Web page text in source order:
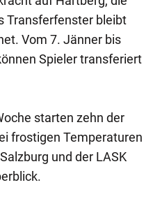
Transferfenster bleibt
Vom 7. Jänner bis
Spieler transferiert
starten zehn der
frostigen Temperaturen
und der LASK